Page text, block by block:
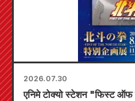
2026.07.30
एनिमे टोक्यो स्टेशन "फिस्ट ऑफ